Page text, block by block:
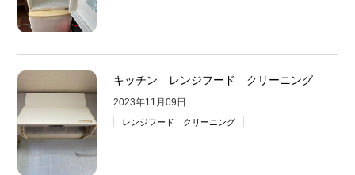
キッチン レンジフード クリーニング
2023年11月09日
レンジフード クリーニング